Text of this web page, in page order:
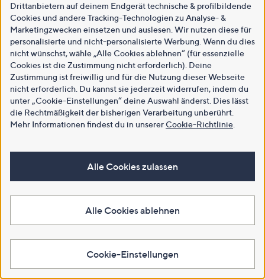
Drittanbietern auf deinem Endgerät technische & profilbildende
Cookies und andere Tracking-Technologien zu Analyse- &
Marketingzwecken einsetzen und auslesen. Wir nutzen diese für
personalisierte und nicht-personalisierte Werbung. Wenn du dies
nicht wünschst, wähle „Alle Cookies ablehnen“ (für essenzielle
Cookies ist die Zustimmung nicht erforderlich). Deine
Zustimmung ist freiwillig und für die Nutzung dieser Webseite
nicht erforderlich. Du kannst sie jederzeit widerrufen, indem du
unter „Cookie-Einstellungen“ deine Auswahl änderst. Dies lässt
die Rechtmäßigkeit der bisherigen Verarbeitung unberührt.
Mehr Informationen findest du in unsererCookie-Richtlinie
Alle Cookies zulassen
Alle Cookies ablehnen
Cookie-Einstellungen